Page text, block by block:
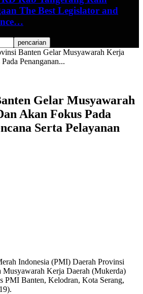
The Best Legislator and
Banten Gelar Musyawarah Kerja
Penanganan...
Gelar Musyawarah
Akan Fokus Pada
Serta Pelayanan
Indonesia (PMI) Daerah Provinsi
Musyawarah Kerja Daerah (Mukerda)
PMI Banten, Kelodran, Kota Serang,